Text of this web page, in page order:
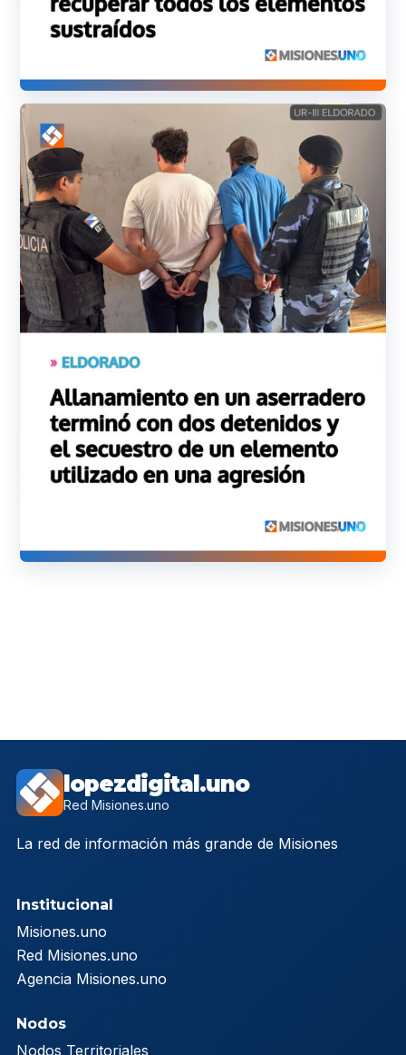
lopezdigital.uno
Red Misiones.uno
La red de información más grande de Misiones
Institucional
Misiones.uno
Red Misiones.uno
Agencia Misiones.uno
Nodos
Nodos Territoriales